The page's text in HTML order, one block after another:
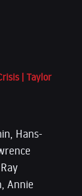
| Taylor
Hans-
Annie